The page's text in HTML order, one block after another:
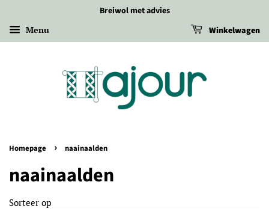
Breiwol met advies
Menu Winkelwagen
Homepage › naainaalden
naainaalden
Sorteer op